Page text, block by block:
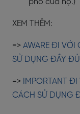
phố của họ.)
XEM THÊM:
=> AWARE ĐI VỚI
SỬ DỤNG ĐẦY ĐỦ
=> IMPORTANT
CÁCH SỬ DỤNG